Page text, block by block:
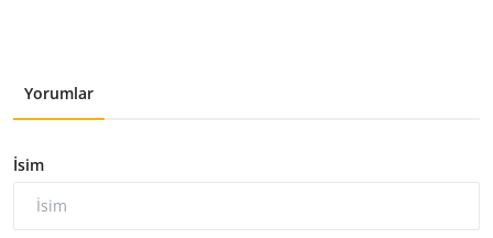
Yorumlar
İsim